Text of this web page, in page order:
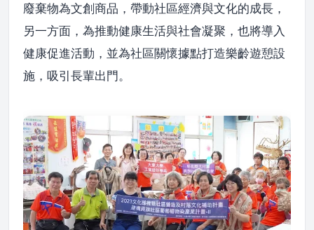
廢棄物為文創商品，帶動社區經濟與文化的成長，
另一方面，為推動健康生活與社會凝聚，也將導入
健康促進活動，並為社區關懷據點打造樂齡遊憩設
施，吸引長輩出門。